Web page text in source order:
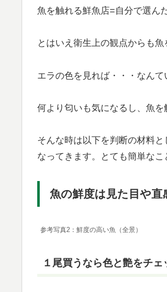
魚を触れる鮮魚店=自分で選ん
とはいえ衛生上の観点からも
エラの色を見れば・・・なん
何より匂いも気になるし、魚
そんな時は以下を判断の材料
なってきます。とても簡単なこ
魚の鮮度は見た目や直
参考写真2：鮮度の高い魚（全景）
１尾買うなら色と艶をチェ